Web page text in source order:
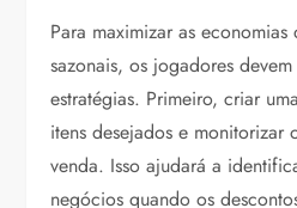
Para maximizar as economias
sazonais, os jogadores
estratégias. Primeiro, criar
itens desejados e monitorizar
venda. Isso ajudará a
negócios quando os